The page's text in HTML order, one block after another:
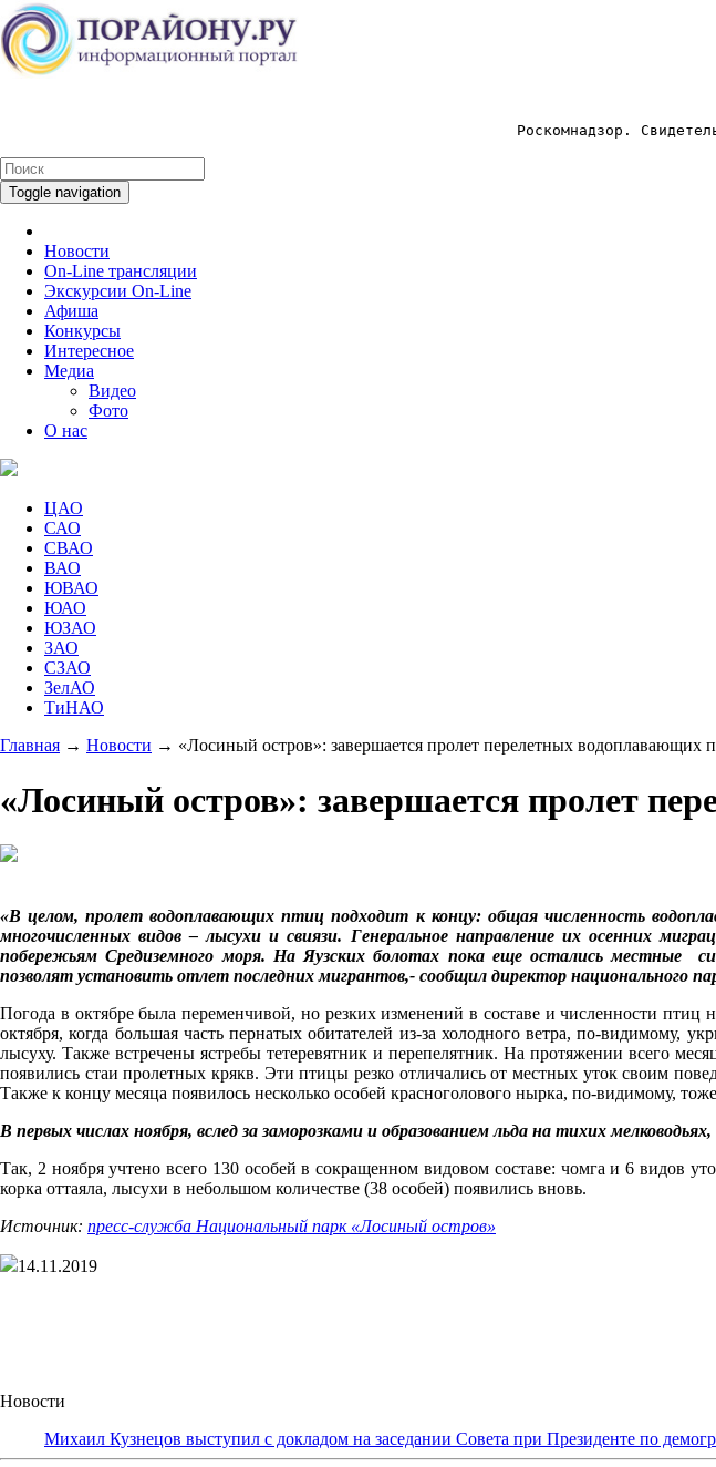
Роскомнадзор.
Toggle navigation
Новости
On-Line трансляции
Экскурсии On-Line
Афиша
Конкурсы
Интересное
Медиа
Видео
Фото
О нас
ЦАО
САО
СВАО
ВАО
ЮВАО
ЮАО
ЮЗАО
ЗАО
СЗАО
ЗелАО
ТиНАО
Главная → Новости → «Лосиный остров»: завершается пролет перелетных водоплавающих
«Лосиный остров»: завершается пролет
«В целом, пролет водоплавающих птиц подходит к концу: общая численность
многочисленных видов – лысухи и свиязи. Генеральное направление их осенних
побережьям Средиземного моря. На Яузских болотах пока еще остались местные
позволят установить отлет последних мигрантов,- сообщил директор национального
Погода в октябре была переменчивой, но резких изменений в составе и численности
октября, когда большая часть пернатых обитателей из-за холодного ветра, по-видимому,
лысуху. Также встречены ястребы тетеревятник и перепелятник. На протяжении всего
появились стаи пролетных крякв. Эти птицы резко отличались от местных уток своим
Также к концу месяца появилось несколько особей красноголового нырка, по-видимому,
В первых числах ноября, вслед за заморозками и образованием льда на тихих
Так, 2 ноября учтено всего 130 особей в сокращенном видовом составе: чомга и 6 видов
корка оттаяла, лысухи в небольшом количестве (38 особей) появились вновь.
Источник: пресс-служба Национальный парк «Лосиный остров»
14.11.2019
Новости
Михаил Кузнецов выступил с докладом на заседании Совета при Президенте по